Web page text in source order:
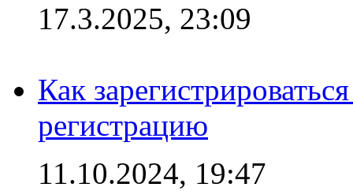
17.3.2025, 23:09
Как
регистрацию
11.10.2024, 19:47